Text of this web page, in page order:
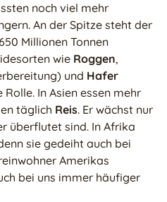
noch viel mehr
An der Spitze steht der
Millionen Tonnen
wie Roggen,
und Hafer
In Asien essen mehr
täglich Reis. Er wächst nur
überflutet sind. In Afrika
sie gedeiht auch bei
Amerikas
bei uns immer häufiger